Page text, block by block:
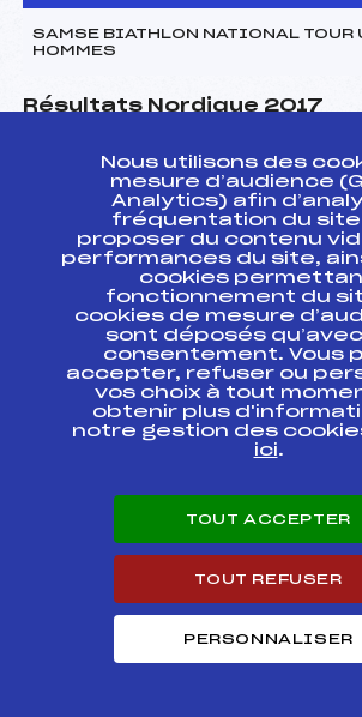
SAMSE BIATHLON NATIONAL TOUR
HOMMES
Résultats Nordique 2017
Course
BNAM0145.FFS
SAMSE
SUMMER TOUR
CHPT DE FRANCE
BNAM0141.FFS
SAMSE
SUMMER TOUR
CHPT DE FRANCE
Seniors
CHAMPIONNATS
FRANCE DE SKI
FOND D'ETE MASS
START – Ski de
BNAM0131.FFS
FRANCE ET
L'ETOILE DES
CHAMPIONNATS
FRANCE LD
Nous utilisons des
mesure d’audience
Analytics) afin
fréquentation du
proposer du contenu
performances du site,
cookies
fonctionnement du
cookies de mesure
sont déposés
consentement. Vous
accepter, refuser ou
vos choix à tout
obtenir plus
notre gestion des
ici.
TOUT ACCEPTER
TOUT REFUSER
PERSONNALISER